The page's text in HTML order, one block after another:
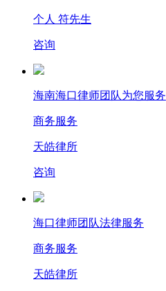
个人 符先生
咨询
海南海口律师团队为您服务
商务服务
天皓律所
咨询
海口律师团队法律服务
商务服务
天皓律所